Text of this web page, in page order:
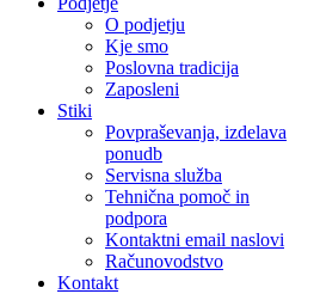
O podjetju
Kje smo
Poslovna tradicija
Zaposleni
Stiki
Povpraševanja, izdelava
ponudb
Servisna služba
Tehnična pomoč in
podpora
Kontaktni email naslovi
Računovodstvo
Kontakt